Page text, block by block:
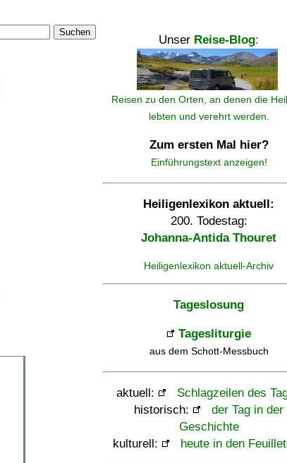
Suchen
Unser Reise-Blog:
Reisen zu den Orten, an denen die
lebten und verehrt werden.
Zum ersten Mal hier?
Einführungstext anzeigen!
Heiligenlexikon aktuell:
200. Todestag:
Johanna-Antida Thouret
Heiligenlexikon aktuell-Archiv
Tageslosung
Tagesliturgie
aus dem Schott-Messbuch
aktuell:
Schlagzeilen des
historisch:
der Tag in der
Geschichte
kulturell:
heute in den